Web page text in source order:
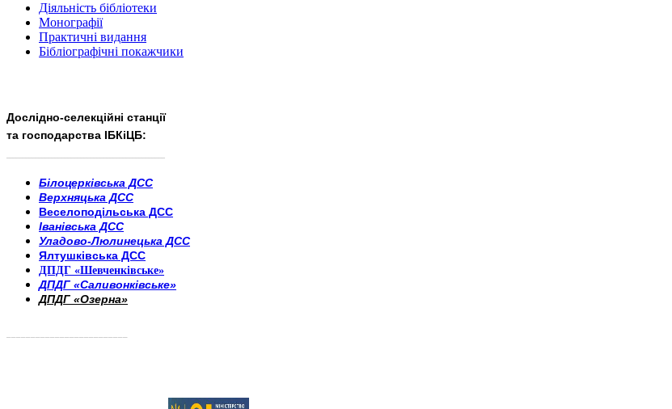
Діяльність бібліотеки
Монографії
Практичні видання
Бібліографічні покажчики
Дослідно-селекційні станції
та господарства ІБКіЦБ:
Білоцерківська ДСС
Верхняцька ДСС
Веселоподільська ДСС
Іванівська ДСС
Уладово-Люлинецька ДСС
Ялтушківська ДСС
ДПДГ «Шевченківське»
ДПДГ «Саливонківське»
ДПДГ «Озерна»